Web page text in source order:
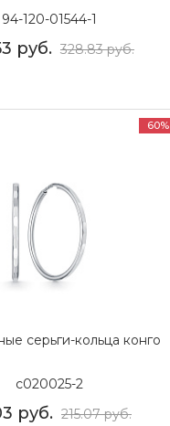
94-120-01544-1
руб. 328.83руб.
60%
серьги-кольца конго
с020025-2
руб. 215.07руб.